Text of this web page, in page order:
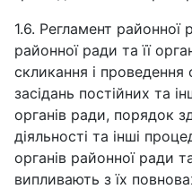
1.6. Регламент районної
районної ради та її
скликання і проведення
засідань постійних та
органів ради, порядок
діяльності та інші
органів районної ради
випливають з їх